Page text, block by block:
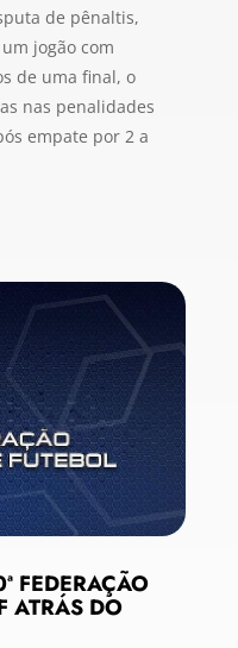
de pênaltis,
jogão com
de uma final, o
nas penalidades
empate por 2 a
FEDERAÇÃO
ATRÁS DO